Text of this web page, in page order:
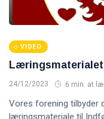
VIDEO
24/12/2023 6 min. at
Vores forening tilbyder
læringsmateriale til